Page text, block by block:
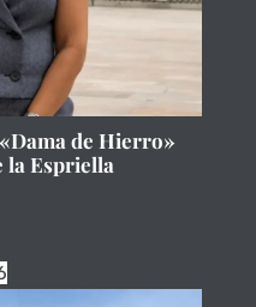
de Hierro»
la Espriella